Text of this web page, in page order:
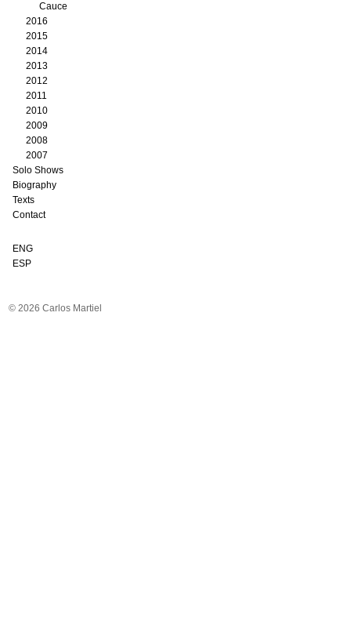
Cauce
2016
2015
2014
2013
2012
2011
2010
2009
2008
2007
Solo Shows
Biography
Texts
Contact
ENG
ESP
© 2026 Carlos Martiel